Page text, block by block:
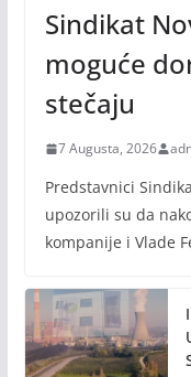
Sindikat
moguće
stečaju
7 Augusta, 2026
Predstavnici
upozorili su da
kompanije i Vlade